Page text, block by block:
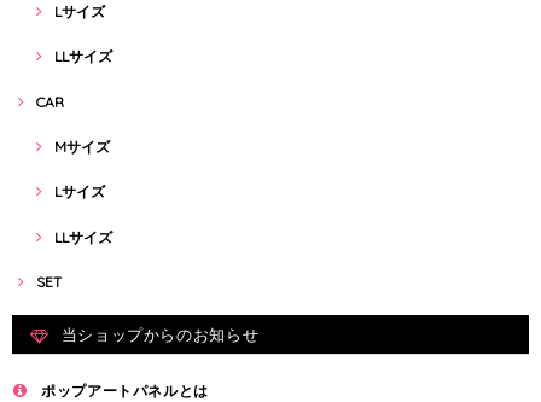
Lサイズ
LLサイズ
CAR
Mサイズ
Lサイズ
LLサイズ
SET
当ショップからのお知らせ
ポップアートパネルとは